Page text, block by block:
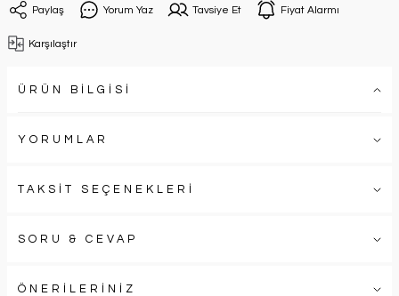
Paylaş Yorum Yaz Tavsiye Et Fiyat Alarmı
Karşılaştır
ÜRÜN BİLGİSİ
YORUMLAR
TAKSİT SEÇENEKLERİ
SORU & CEVAP
ÖNERİLERİNİZ